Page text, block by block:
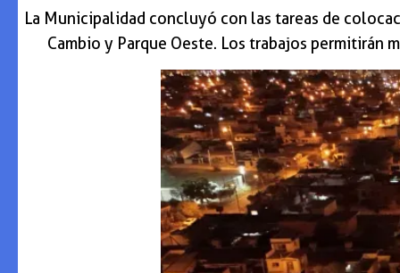
La Municipalidad concluyó con las tareas de
Cambio y Parque Oeste. Los trabajos permitirán